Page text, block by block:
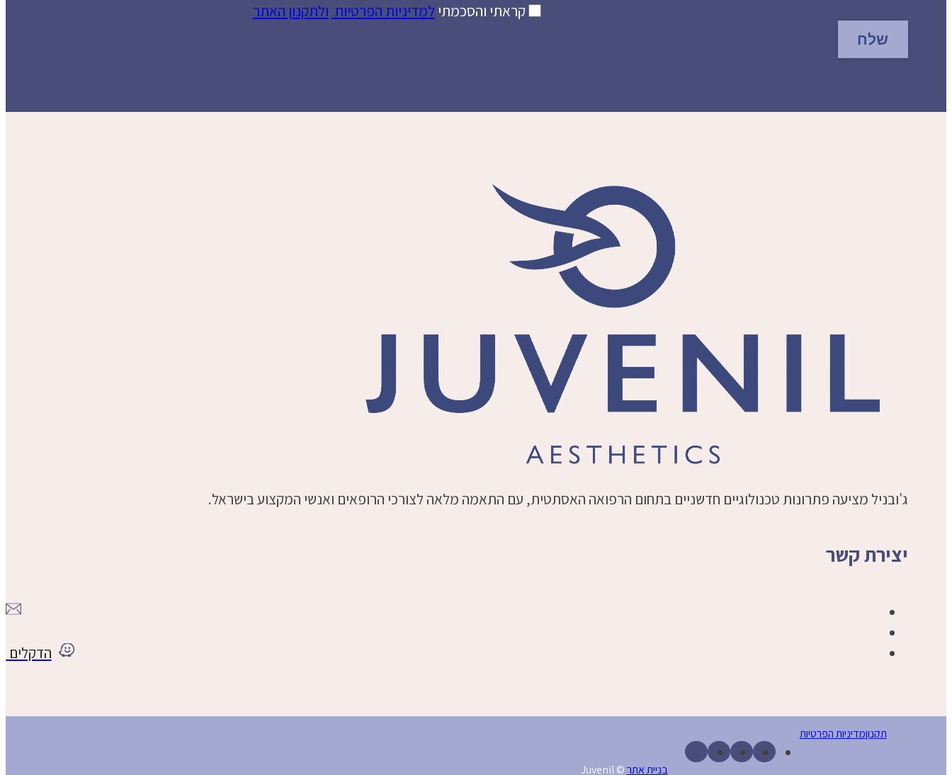
קראתי והסכמתי למדיניות הפרטיות ולתקנון האתר
שלח
ג'ובניל מציעה פתרונות טכנולוגיים חדשניים בתחום הרפואה האסתטית, עם התאמה מלאה לצורכי הרופאים ואנשי המקצוע בישראל.
יצירת קשר
הדקלים 3, לב הארץ. ראש העין
תקנוןמדיניות הפרטיות
בניית אתר© Juvenil